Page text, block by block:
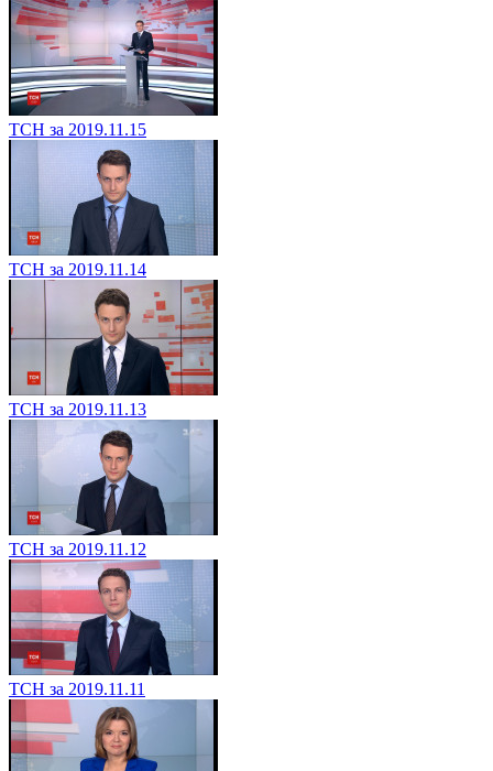
ТСН за 2019.11.15
ТСН за 2019.11.14
ТСН за 2019.11.13
ТСН за 2019.11.12
ТСН за 2019.11.11